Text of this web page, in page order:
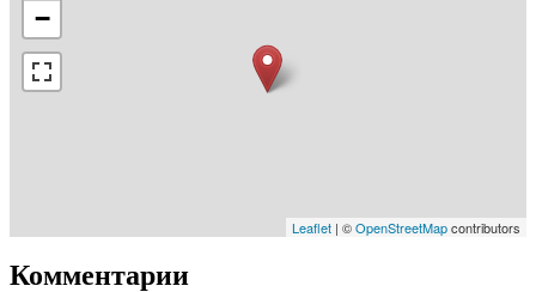
−
Leaflet | ©OpenStreetMapcontributors
Комментарии